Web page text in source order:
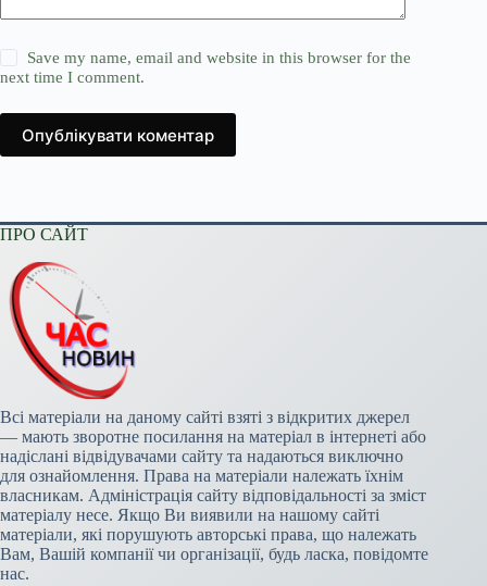
Save my name, email and website in this browser for the
next time I comment.
Опублікувати коментар
ПРО САЙТ
Всі матеріали на даному сайті взяті з відкритих джерел
— мають зворотне посилання на матеріал в інтернеті або
надіслані відвідувачами сайту та надаються виключно
для ознайомлення. Права на матеріали належать їхнім
власникам. Адміністрація сайту відповідальності за зміст
матеріалу несе. Якщо Ви виявили на нашому сайті
матеріали, які порушують авторські права, що належать
Вам, Вашій компанії чи організації, будь ласка, повідомте
нас.